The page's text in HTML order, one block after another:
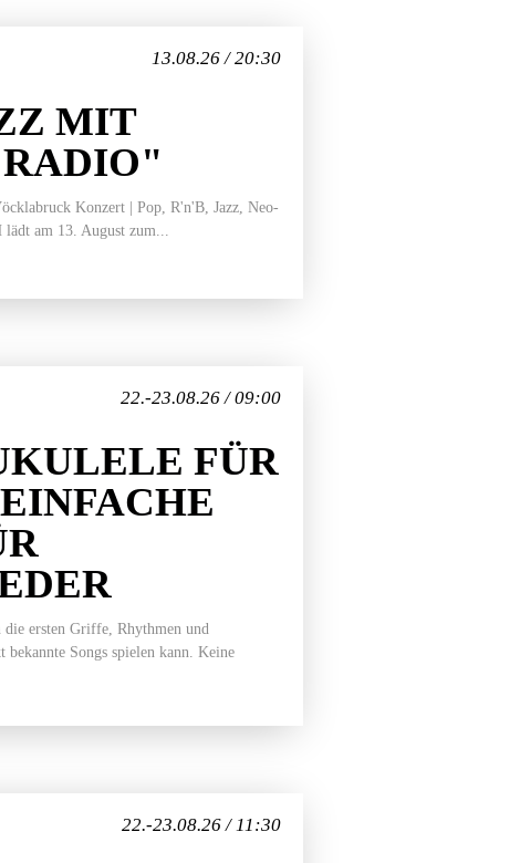
13.08.26 / 20:30
MIT
Konzert | Pop, R'n'B, Jazz, Neo-
am 13. August zum...
22.-23.08.26 / 09:00
FÜR
ersten Griffe, Rhythmen und
Songs spielen kann. Keine
22.-23.08.26 / 11:30